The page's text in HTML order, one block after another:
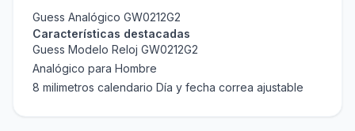
Guess Analógico GW0212G2
Características destacadas
Guess Modelo Reloj GW0212G2
Analógico para Hombre
8 milimetros calendario Día y fecha correa ajustable